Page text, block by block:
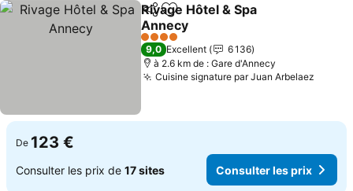
PartagerAjouter à mes favoris
Rivage Hôtel & Spa
Annecy
4 Étoiles
9,0 Excellent
6 136
à 2.6 km de : Gare d'Annecy
Cuisine signature par Juan Arbelaez
De 123 €
Consulter les prix de 17 sites Consulter les prix